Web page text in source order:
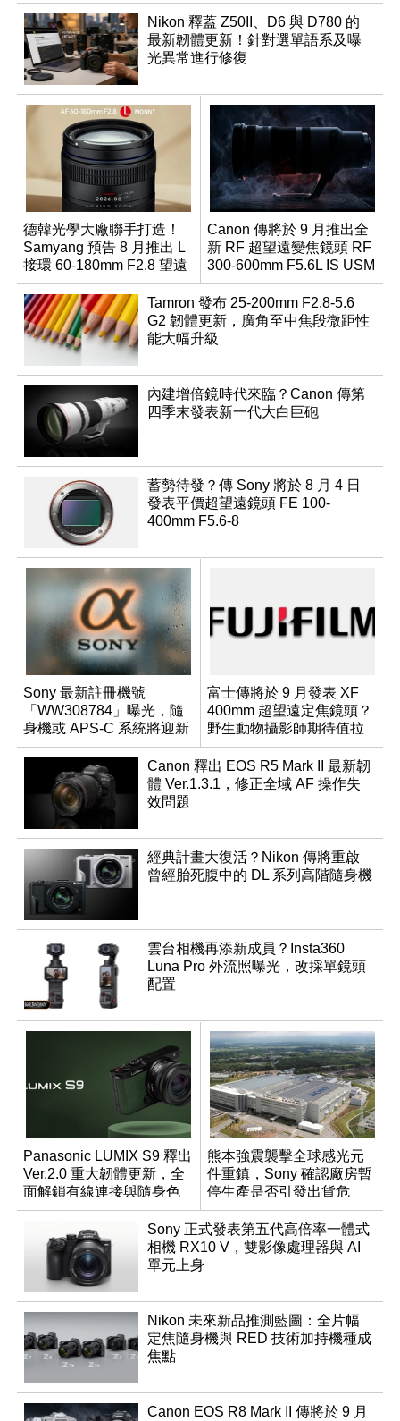
Nikon 釋蓋 Z50II、D6 與 D780 的
最新韌體更新！針對選單語系及曝
光異常進行修復
德韓光學大廠聯手打造！
Samyang 預告 8 月推出 L
接環 60-180mm F2.8 望遠
變焦鏡
Canon 傳將於 9 月推出全
新 RF 超望遠變焦鏡頭 RF
300-600mm F5.6L IS USM
Tamron 發布 25-200mm F2.8-5.6
G2 韌體更新，廣角至中焦段微距性
能大幅升級
內建增倍鏡時代來臨？Canon 傳第
四季末發表新一代大白巨砲
蓄勢待發？傳 Sony 將於 8 月 4 日
發表平價超望遠鏡頭 FE 100-
400mm F5.6-8
Sony 最新註冊機號
「WW308784」曝光，隨
身機或 APS-C 系統將迎新
成員？
富士傳將於 9 月發表 XF
400mm 超望遠定焦鏡頭？
野生動物攝影師期待值拉
滿
Canon 釋出 EOS R5 Mark II 最新韌
體 Ver.1.3.1，修正全域 AF 操作失
效問題
經典計畫大復活？Nikon 傳將重啟
曾經胎死腹中的 DL 系列高階隨身機
雲台相機再添新成員？Insta360
Luna Pro 外流照曝光，改採單鏡頭
配置
Panasonic LUMIX S9 釋出
Ver.2.0 重大韌體更新，全
面解鎖有線連接與隨身色
調編輯
熊本強震襲擊全球感光元
件重鎮，Sony 確認廠房暫
停生產是否引發出貨危
機？
Sony 正式發表第五代高倍率一體式
相機 RX10 V，雙影像處理器與 AI
單元上身
Nikon 未來新品推測藍圖：全片幅
定焦隨身機與 RED 技術加持機種成
焦點
Canon EOS R8 Mark II 傳將於 9 月